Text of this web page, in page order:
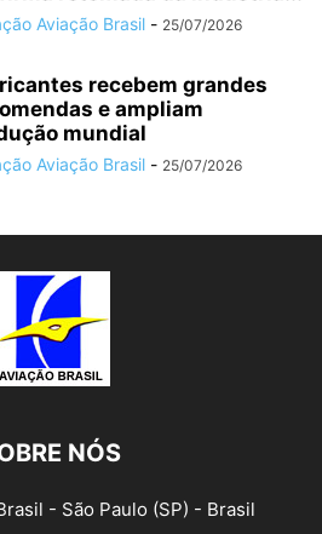
Aviação Brasil - 25/07/2026
recebem grandes
e ampliam
mundial
Aviação Brasil - 25/07/2026
NÓS
- São Paulo (SP) - Brasil